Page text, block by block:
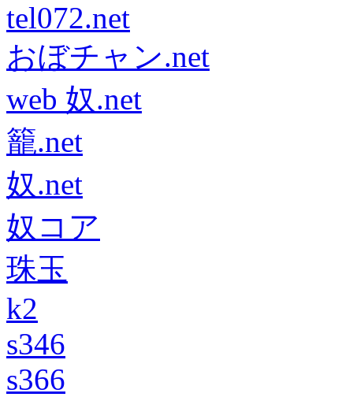
tel072.net
おぼチャン.net
web 奴.net
籠.net
奴.net
奴コア
珠玉
k2
s346
s366